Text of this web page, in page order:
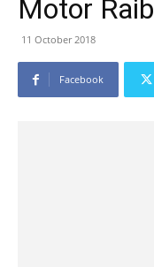
Motor Raib
11 October 2018
Facebook